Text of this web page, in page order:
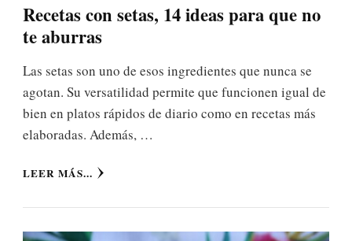
Recetas con setas, 14 ideas para que no
te aburras
Las setas son uno de esos ingredientes que nunca se
agotan. Su versatilidad permite que funcionen igual de
bien en platos rápidos de diario como en recetas más
elaboradas. Además, …
LEER MÁS...